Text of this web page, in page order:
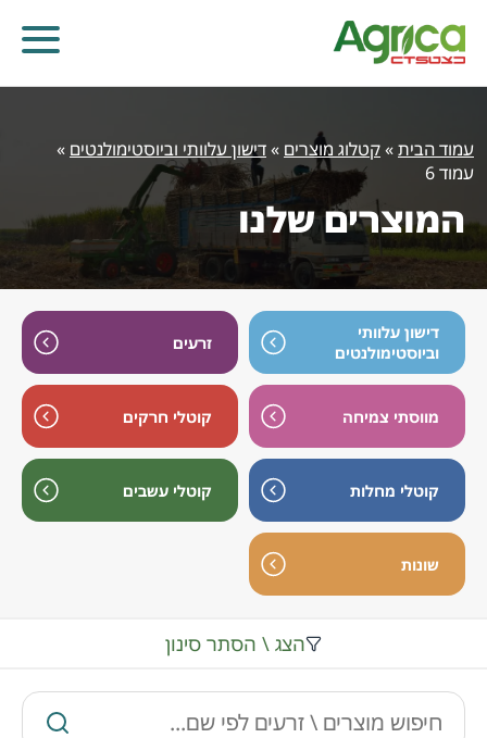
קוטלי עשבים
קוטלי מחלות
דישון עלוותי וביוסטימולנטים
זרעים
עמוד הבית»קטלוג מוצרים »דישון עלוותי וביוסטימולנטים »
עמוד 6
המוצרים שלנו
דישון עלוותי
וביוסטימולנטים
זרעים
מווסתי צמיחה קוטלי חרקים
קוטלי מחלות קוטלי עשבים
שונות
הצג \ הסתר סינון